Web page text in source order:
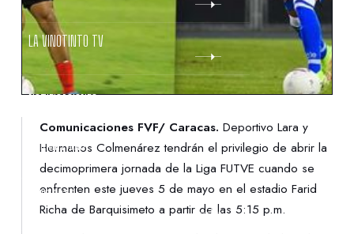
LA VINOTINTO TV
NOTIFICACIONES
NORMATIVAS
CONTACTO
Comunicaciones FVF/ Caracas. Deportivo Lara y
Hermanos Colmenárez tendrán el privilegio de abrir la
decimoprimera jornada de la Liga FUTVE cuando se
enfrenten este jueves 5 de mayo en el estadio Farid
Richa de Barquisimeto a partir de las 5:15 p.m.